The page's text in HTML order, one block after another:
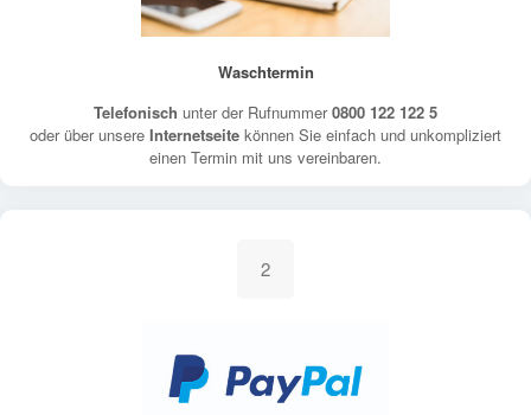
Waschtermin
Telefonisch unter der Rufnummer0800 122 122 5
oder über unsere Internetseite können Sie einfach und unkompliziert
einen Termin mit uns vereinbaren.
2